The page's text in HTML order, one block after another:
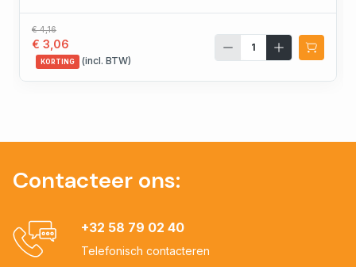
€ 4,16
€ 3,06
KORTING (incl. BTW)
Contacteer ons:
+32 58 79 02 40
Telefonisch contacteren